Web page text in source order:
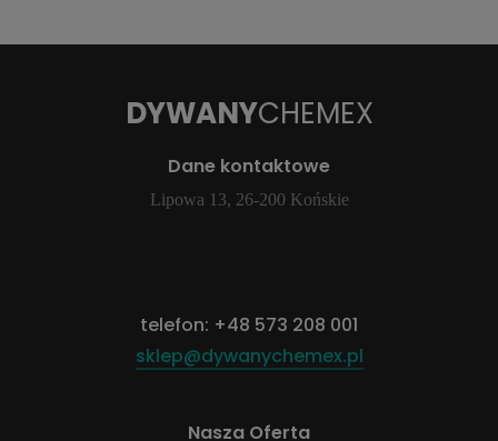
DYWANYCHEMEX
Dane kontaktowe
Lipowa 13, 26-200 Końskie
telefon: +48 573 208 001
sklep@dywanychemex.pl
Nasza Oferta